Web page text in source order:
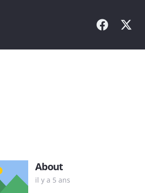
About
il y a 5 ans